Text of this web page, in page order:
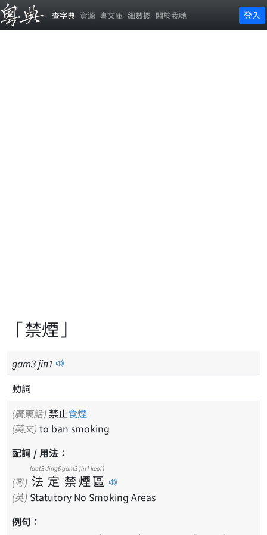
查字典 資源 粵文庫 細數據 關於我哋 登入
「禁煙」
gam3jin1
動詞
(廣東話) 禁止食煙
(英文) to ban smoking
配詞 / 用法：
(粵) 法
faat3
定
ding6
禁
gam3
煙
jin1
區
keoi1
(英) Statutory No Smoking Areas
例句：